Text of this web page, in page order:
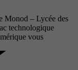
Monod – Lycée des
technologique
vous